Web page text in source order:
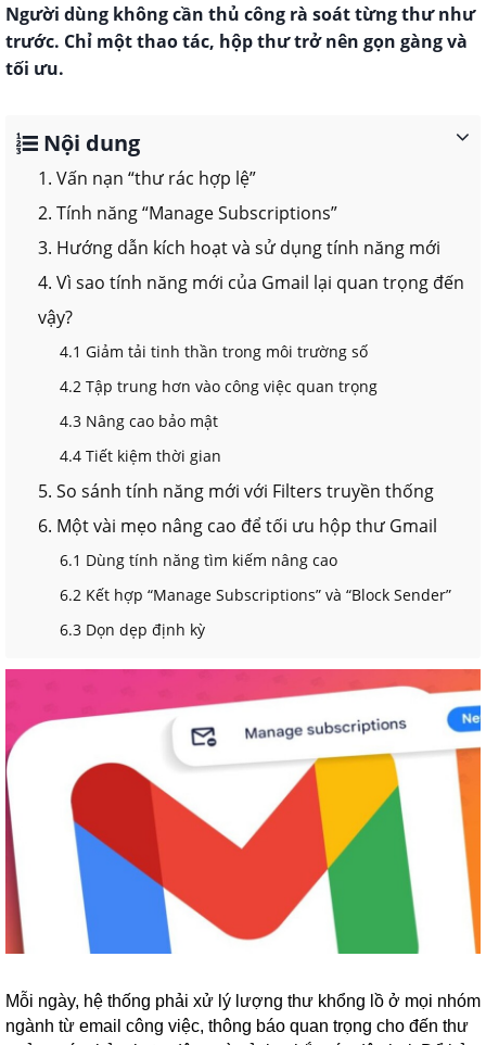
Người dùng không cần thủ công rà soát từng thư như
trước. Chỉ một thao tác, hộp thư trở nên gọn gàng và
tối ưu.
Nội dung
1. Vấn nạn “thư rác hợp lệ”
2. Tính năng “Manage Subscriptions”
3. Hướng dẫn kích hoạt và sử dụng tính năng mới
4. Vì sao tính năng mới của Gmail lại quan trọng đến
vậy?
4.1 Giảm tải tinh thần trong môi trường số
4.2 Tập trung hơn vào công việc quan trọng
4.3 Nâng cao bảo mật
4.4 Tiết kiệm thời gian
5. So sánh tính năng mới với Filters truyền thống
6. Một vài mẹo nâng cao để tối ưu hộp thư Gmail
6.1 Dùng tính năng tìm kiếm nâng cao
6.2 Kết hợp “Manage Subscriptions” và “Block Sender”
6.3 Dọn dẹp định kỳ
Mỗi ngày, hệ thống phải xử lý lượng thư khổng lồ ở mọi nhóm
ngành từ email công việc, thông báo quan trọng cho đến thư